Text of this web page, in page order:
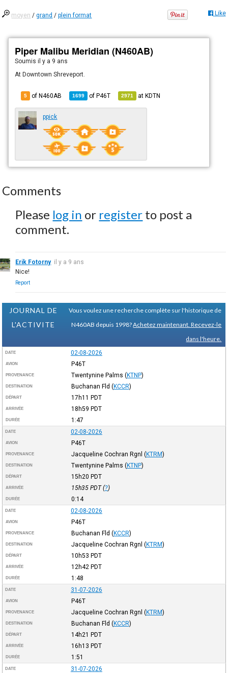
moyen /grand /plein format Like
Piper Malibu Meridian (N460AB)
Soumisil y a 9 ans
At Downtown Shreveport.
5 of N460AB 1699 ofP46T 2971 atKDTN
ppick
Comments
Please log in or register to post a
comment.
Erik Fotorny il y a 9 ans
Nice!
Report
JOURNAL DE
L'ACTIVITE
Vous voulez une recherche complète sur l'historique de
N460AB depuis 1998?Achetez maintenant. Recevez-le
dans l'heure.
DATE 02-08-2026
AVION P46T
PROVENANCE Twentynine Palms (KTNP)
DESTINATION Buchanan Fld (KCCR)
DÉPART 17h11 PDT
ARRIVÉE 18h59 PDT
DURÉE 1:47
DATE 02-08-2026
AVION P46T
PROVENANCE Jacqueline Cochran Rgnl (KTRM)
DESTINATION Twentynine Palms (KTNP)
DÉPART 15h20 PDT
ARRIVÉE 15h35 PDT(?)
DURÉE 0:14
DATE 02-08-2026
AVION P46T
PROVENANCE Buchanan Fld (KCCR)
DESTINATION Jacqueline Cochran Rgnl (KTRM)
DÉPART 10h53 PDT
ARRIVÉE 12h42 PDT
DURÉE 1:48
DATE 31-07-2026
AVION P46T
PROVENANCE Jacqueline Cochran Rgnl (KTRM)
DESTINATION Buchanan Fld (KCCR)
DÉPART 14h21 PDT
ARRIVÉE 16h13 PDT
DURÉE 1:51
DATE 31-07-2026